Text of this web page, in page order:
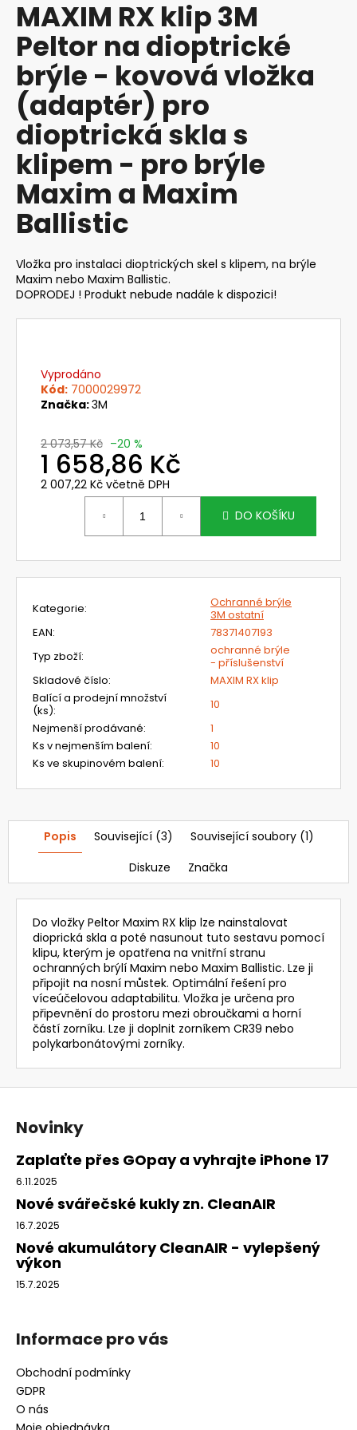
produktu
je
0,0
5
hvězdiček.
MAXIM RX klip 3M
Peltor na dioptrické
brýle - kovová vložka
(adaptér) pro
dioptrická skla s
klipem - pro brýle
Maxim a Maxim
Ballistic
Vložka pro instalaci dioptrických skel s klipem, na brýle
Maxim nebo Maxim Ballistic.
DOPRODEJ ! Produkt nebude nadále k dispozici!
Vyprodáno
Kód: 7000029972
Značka:3M
2 073,57 Kč –20 %
1 658,86 Kč
2 007,22 Kč včetně DPH
DO KOŠÍKU
Kategorie:
Ochranné brýle
3M ostatní
EAN:
78371407193
Typ zboží:
ochranné brýle
- příslušenství
Skladové číslo:
MAXIM RX klip
Balící a prodejní množství
(ks):
10
Nejmenší prodávané:
1
Ks v nejmenším balení:
10
Ks ve skupinovém balení: 10
Popis Související (3)
Související soubory (1)
Diskuze
Značka
Do vložky Peltor Maxim RX klip lze nainstalovat
dioprická skla a poté nasunout tuto sestavu pomocí
klipu, kterým je opatřena na vnitřní stranu
ochranných brýlí Maxim nebo Maxim Ballistic. Lze ji
připojit na nosní můstek. Optimální řešení pro
víceúčelovou adaptabilitu. Vložka je určena pro
připevnění do prostoru mezi obroučkami a horní
částí zorníku. Lze ji doplnit zorníkem CR39 nebo
polykarbonátovými zorníky.
a
j
í
t
?
HLEDAT
D
o
p
r
720392.58
OBLIČEJOVÝ
ŠTÍT
NEOPRENOVÝM
OBLIČEJOVÝM
TĚSNĚNÍM,
PÁSKEM
VÁLCOVÝM
ZORNÍKEM
632,16
Původně:
Z
Novinky
Zaplaťte přes GOpay a vyhrajte iPhone 17
6.11.2025
Nové svářečské kukly zn. CleanAIR
16.7.2025
Nové akumulátory CleanAIR - vylepšený
výkon
15.7.2025
Informace pro vás
Obchodní podmínky
GDPR
O nás